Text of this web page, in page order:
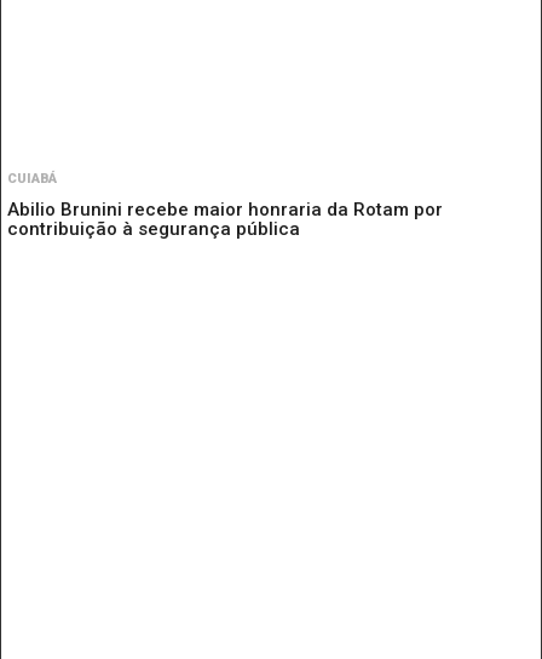
CUIABÁ
Abilio Brunini recebe maior honraria da Rotam por
contribuição à segurança pública